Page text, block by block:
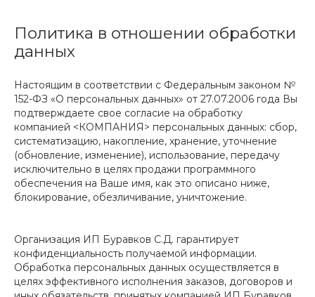
Политика в отношении обработки
данных
Настоящим в соответствии с Федеральным законом №
152-ФЗ «О персональных данных» от 27.07.2006 года Вы
подтверждаете свое согласие на обработку
компанией <КОМПАНИЯ> персональных данных: сбор,
систематизацию, накопление, хранение, уточнение
(обновление, изменение), использование, передачу
исключительно в целях продажи программного
обеспечения на Ваше имя, как это описано ниже,
блокирование, обезличивание, уничтожение.
Организация ИП Буравков С.Д. гарантирует
конфиденциальность получаемой информации.
Обработка персональных данных осуществляется в
целях эффективного исполнения заказов, договоров и